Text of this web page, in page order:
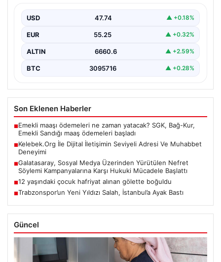
kurması ciddi bir değer taşımaktadır. Güncel olarak…
USD 47.74 ▲ +0.18%
EUR 55.25 ▲ +0.32%
ALTIN 6660.6 ▲ +2.59%
BTC 3095716 ▲ +0.28%
Son Eklenen Haberler
■Emekli maaşı ödemeleri ne zaman yatacak? SGK, Bağ-Kur,
Emekli Sandığı maaş ödemeleri başladı
■Kelebek.Org İle Dijital İletişimin Seviyeli Adresi Ve Muhabbet
Deneyimi
■Galatasaray, Sosyal Medya Üzerinden Yürütülen Nefret
Söylemi Kampanyalarına Karşı Hukuki Mücadele Başlattı
■12 yaşındaki çocuk hafriyat alınan gölette boğuldu
■Trabzonspor’un Yeni Yıldızı Salah, İstanbul’a Ayak Bastı
Güncel